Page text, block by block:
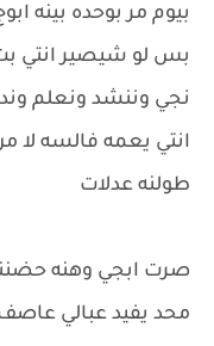
بيوم مر بوحده بينه
بس لو شيصير انتي
نجي وننشد ونعلم
انتي يعمه فالسه لا
طولنه عدلات
صرت ابجي وهنه
محد يفيد عبالي